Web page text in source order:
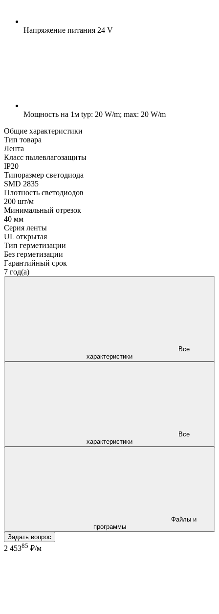
Напряжение питания 24 V
Мощность на 1м typ: 20 W/m; max: 20 W/m
Общие характеристики
Тип товара
Лента
Класс пылевлагозащиты
IP20
Типоразмер светодиода
SMD 2835
Плотность светодиодов
200 шт/м
Минимальный отрезок
40 мм
Серия ленты
UL открытая
Тип герметизации
Без герметизации
Гарантийный срок
7 год(а)
характеристики
характеристики
программы
Задать вопрос
2 45385 ₽/м